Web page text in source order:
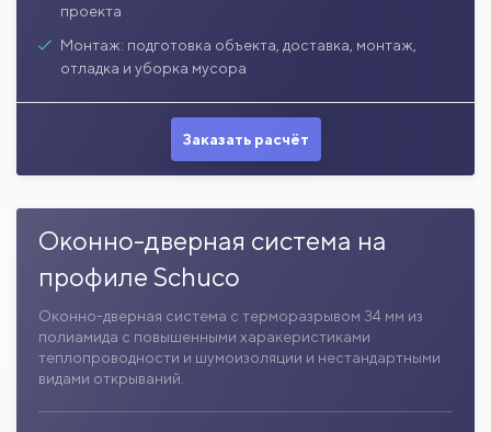
проекта
Монтаж: подготовка объекта, доставка, монтаж,
отладка и уборка мусора
Заказать расчёт
Оконно-дверная система на
профиле Schuco
Оконно-дверная система с терморазрывом 34 мм из
полиамида с повышенными харакеристиками
теплопроводности и шумоизоляции и нестандартными
видами открываний.